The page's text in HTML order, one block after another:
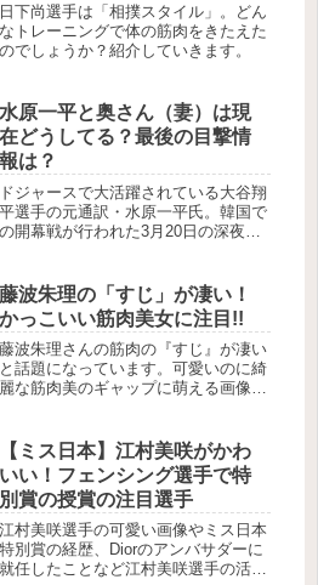
日下尚選手は「相撲スタイル」。どん
なトレーニングで体の筋肉をきたえた
のでしょうか？紹介していきます。
水原一平と奥さん（妻）は現
在どうしてる？最後の目撃情
報は？
ドジャースで大活躍されている大谷翔
平選手の元通訳・水原一平氏。韓国で
の開幕戦が行われた3月20日の深夜、
氏は、大谷選手の口座からお金を盗ん
だことを告白しました。その後、違
法...
藤波朱理の「すじ」が凄い！
かっこいい筋肉美女に注目!!
藤波朱理さんの筋肉の『すじ』が凄い
と話題になっています。可愛いのに綺
麗な筋肉美のギャップに萌える画像や
【ミス日本】江村美咲がかわ
いい！フェンシング選手で特
別賞の授賞の注目選手
江村美咲選手の可愛い画像やミス日本
特別賞の経歴、Diorのアンバサダーに
就任したことなど江村美咲選手の活躍